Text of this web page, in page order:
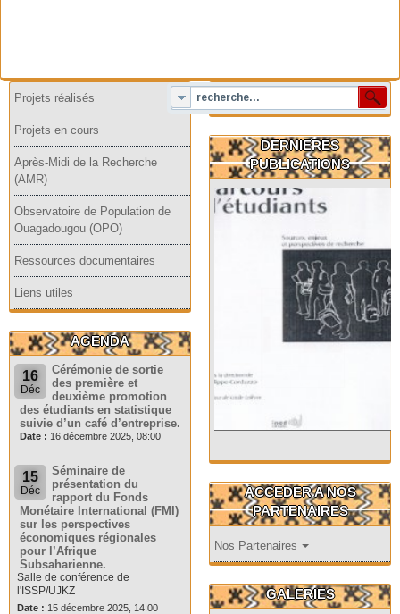
Projets réalisés
Projets en cours
Après-Midi de la Recherche
(AMR)
Observatoire de Population de
Ouagadougou (OPO)
Ressources documentaires
Liens utiles
AGENDA
16
Déc
Cérémonie de sortie
des première et
deuxième promotion
des étudiants en statistique
suivie d’un café d’entreprise.
Date : 16 décembre 2025, 08:00
15
Déc
Séminaire de
présentation du
rapport du Fonds
Monétaire International (FMI)
sur les perspectives
économiques régionales
pour l’Afrique
Subsaharienne.
Salle de conférence de
l'ISSP/UJKZ
Date : 15 décembre 2025, 14:00
DERNIERES
PUBLICATIONS
ACCEDER A NOS
PARTENAIRES
Nos Partenaires
GALERIES